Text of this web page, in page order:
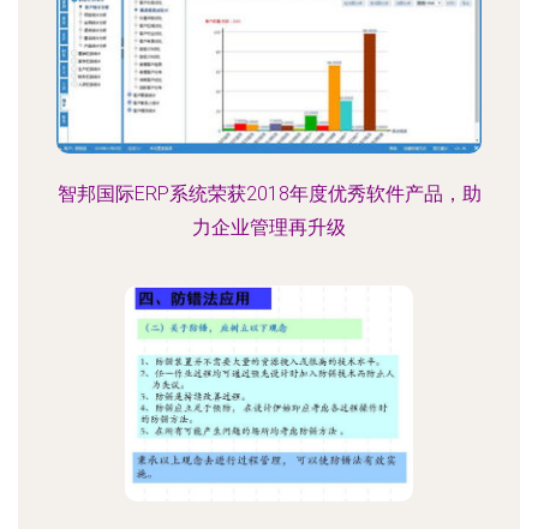
智邦国际ERP系统荣获2018年度优秀软件产品，助
力企业管理再升级